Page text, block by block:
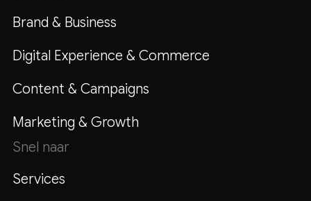
Brand & Business
Digital Experience & Commerce
Content & Campaigns
Marketing & Growth
Snel naar
Services